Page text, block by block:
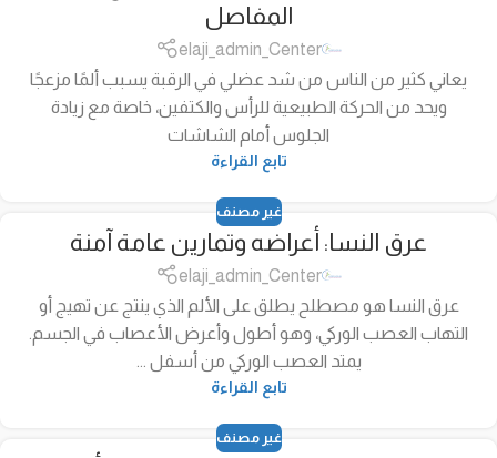
المفاصل
elaji_admin_Center
يعاني كثير من الناس من شد عضلي في الرقبة يسبب ألمًا مزعجًا
ويحد من الحركة الطبيعية للرأس والكتفين، خاصة مع زيادة
الجلوس أمام الشاشات
تابع القراءة
غير مصنف
عرق النسا: أعراضه وتمارين عامة آمنة
elaji_admin_Center
عرق النسا هو مصطلح يطلق على الألم الذي ينتج عن تهيج أو
التهاب العصب الوركي، وهو أطول وأعرض الأعصاب في الجسم.
يمتد العصب الوركي من أسفل ...
تابع القراءة
غير مصنف